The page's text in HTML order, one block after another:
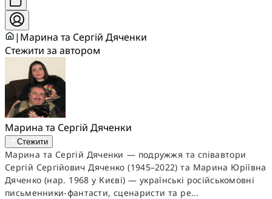
| Марина та Сергій Дяченки
Стежити за автором
Марина та Сергій Дяченки
Стежити
Марина та Сергій Дяченки — подружжя та співавтори
Сергій Сергійович Дяченко (1945–2022) та Марина Юріївна
Дяченко (нар. 1968 у Києві) — українські російськомовні
письменники-фантасти, сценаристи та ре...